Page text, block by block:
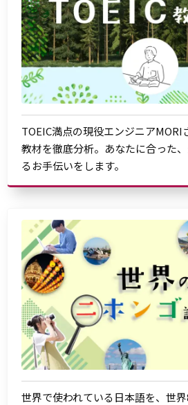
TOEIC満点の現役エンジニアMORI
教材を徹底分析。あなたに合った
るお手伝いをします。
世界で使われている日本語を、世